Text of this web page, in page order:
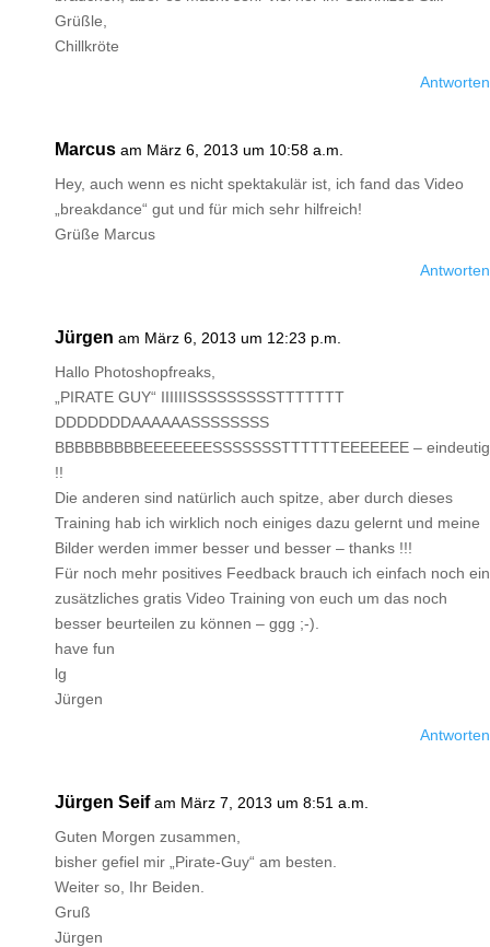
Grüßle,
Chillkröte
Antworten
Marcus am März 6, 2013 um 10:58 a.m.
Hey, auch wenn es nicht spektakulär ist, ich fand das Video
„breakdance“ gut und für mich sehr hilfreich!
Grüße Marcus
Antworten
Jürgen am März 6, 2013 um 12:23 p.m.
Hallo Photoshopfreaks,
„PIRATE GUY“ IIIIIISSSSSSSSSTTTTTTT
DDDDDDDAAAAAASSSSSSSS
BBBBBBBBBEEEEEEESSSSSSSTTTTTTEEEEEEE – eindeutig
!!
Die anderen sind natürlich auch spitze, aber durch dieses
Training hab ich wirklich noch einiges dazu gelernt und meine
Bilder werden immer besser und besser – thanks !!!
Für noch mehr positives Feedback brauch ich einfach noch ein
zusätzliches gratis Video Training von euch um das noch
besser beurteilen zu können – ggg ;-).
have fun
lg
Jürgen
Antworten
Jürgen Seif am März 7, 2013 um 8:51 a.m.
Guten Morgen zusammen,
bisher gefiel mir „Pirate-Guy“ am besten.
Weiter so, Ihr Beiden.
Gruß
Jürgen